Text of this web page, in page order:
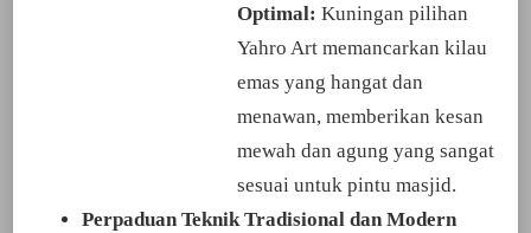
Optimal: Kuningan pilihan
Yahro Art memancarkan kilau
emas yang hangat dan
menawan, memberikan kesan
mewah dan agung yang sangat
sesuai untuk pintu masjid.
Perpaduan Teknik Tradisional dan Modern